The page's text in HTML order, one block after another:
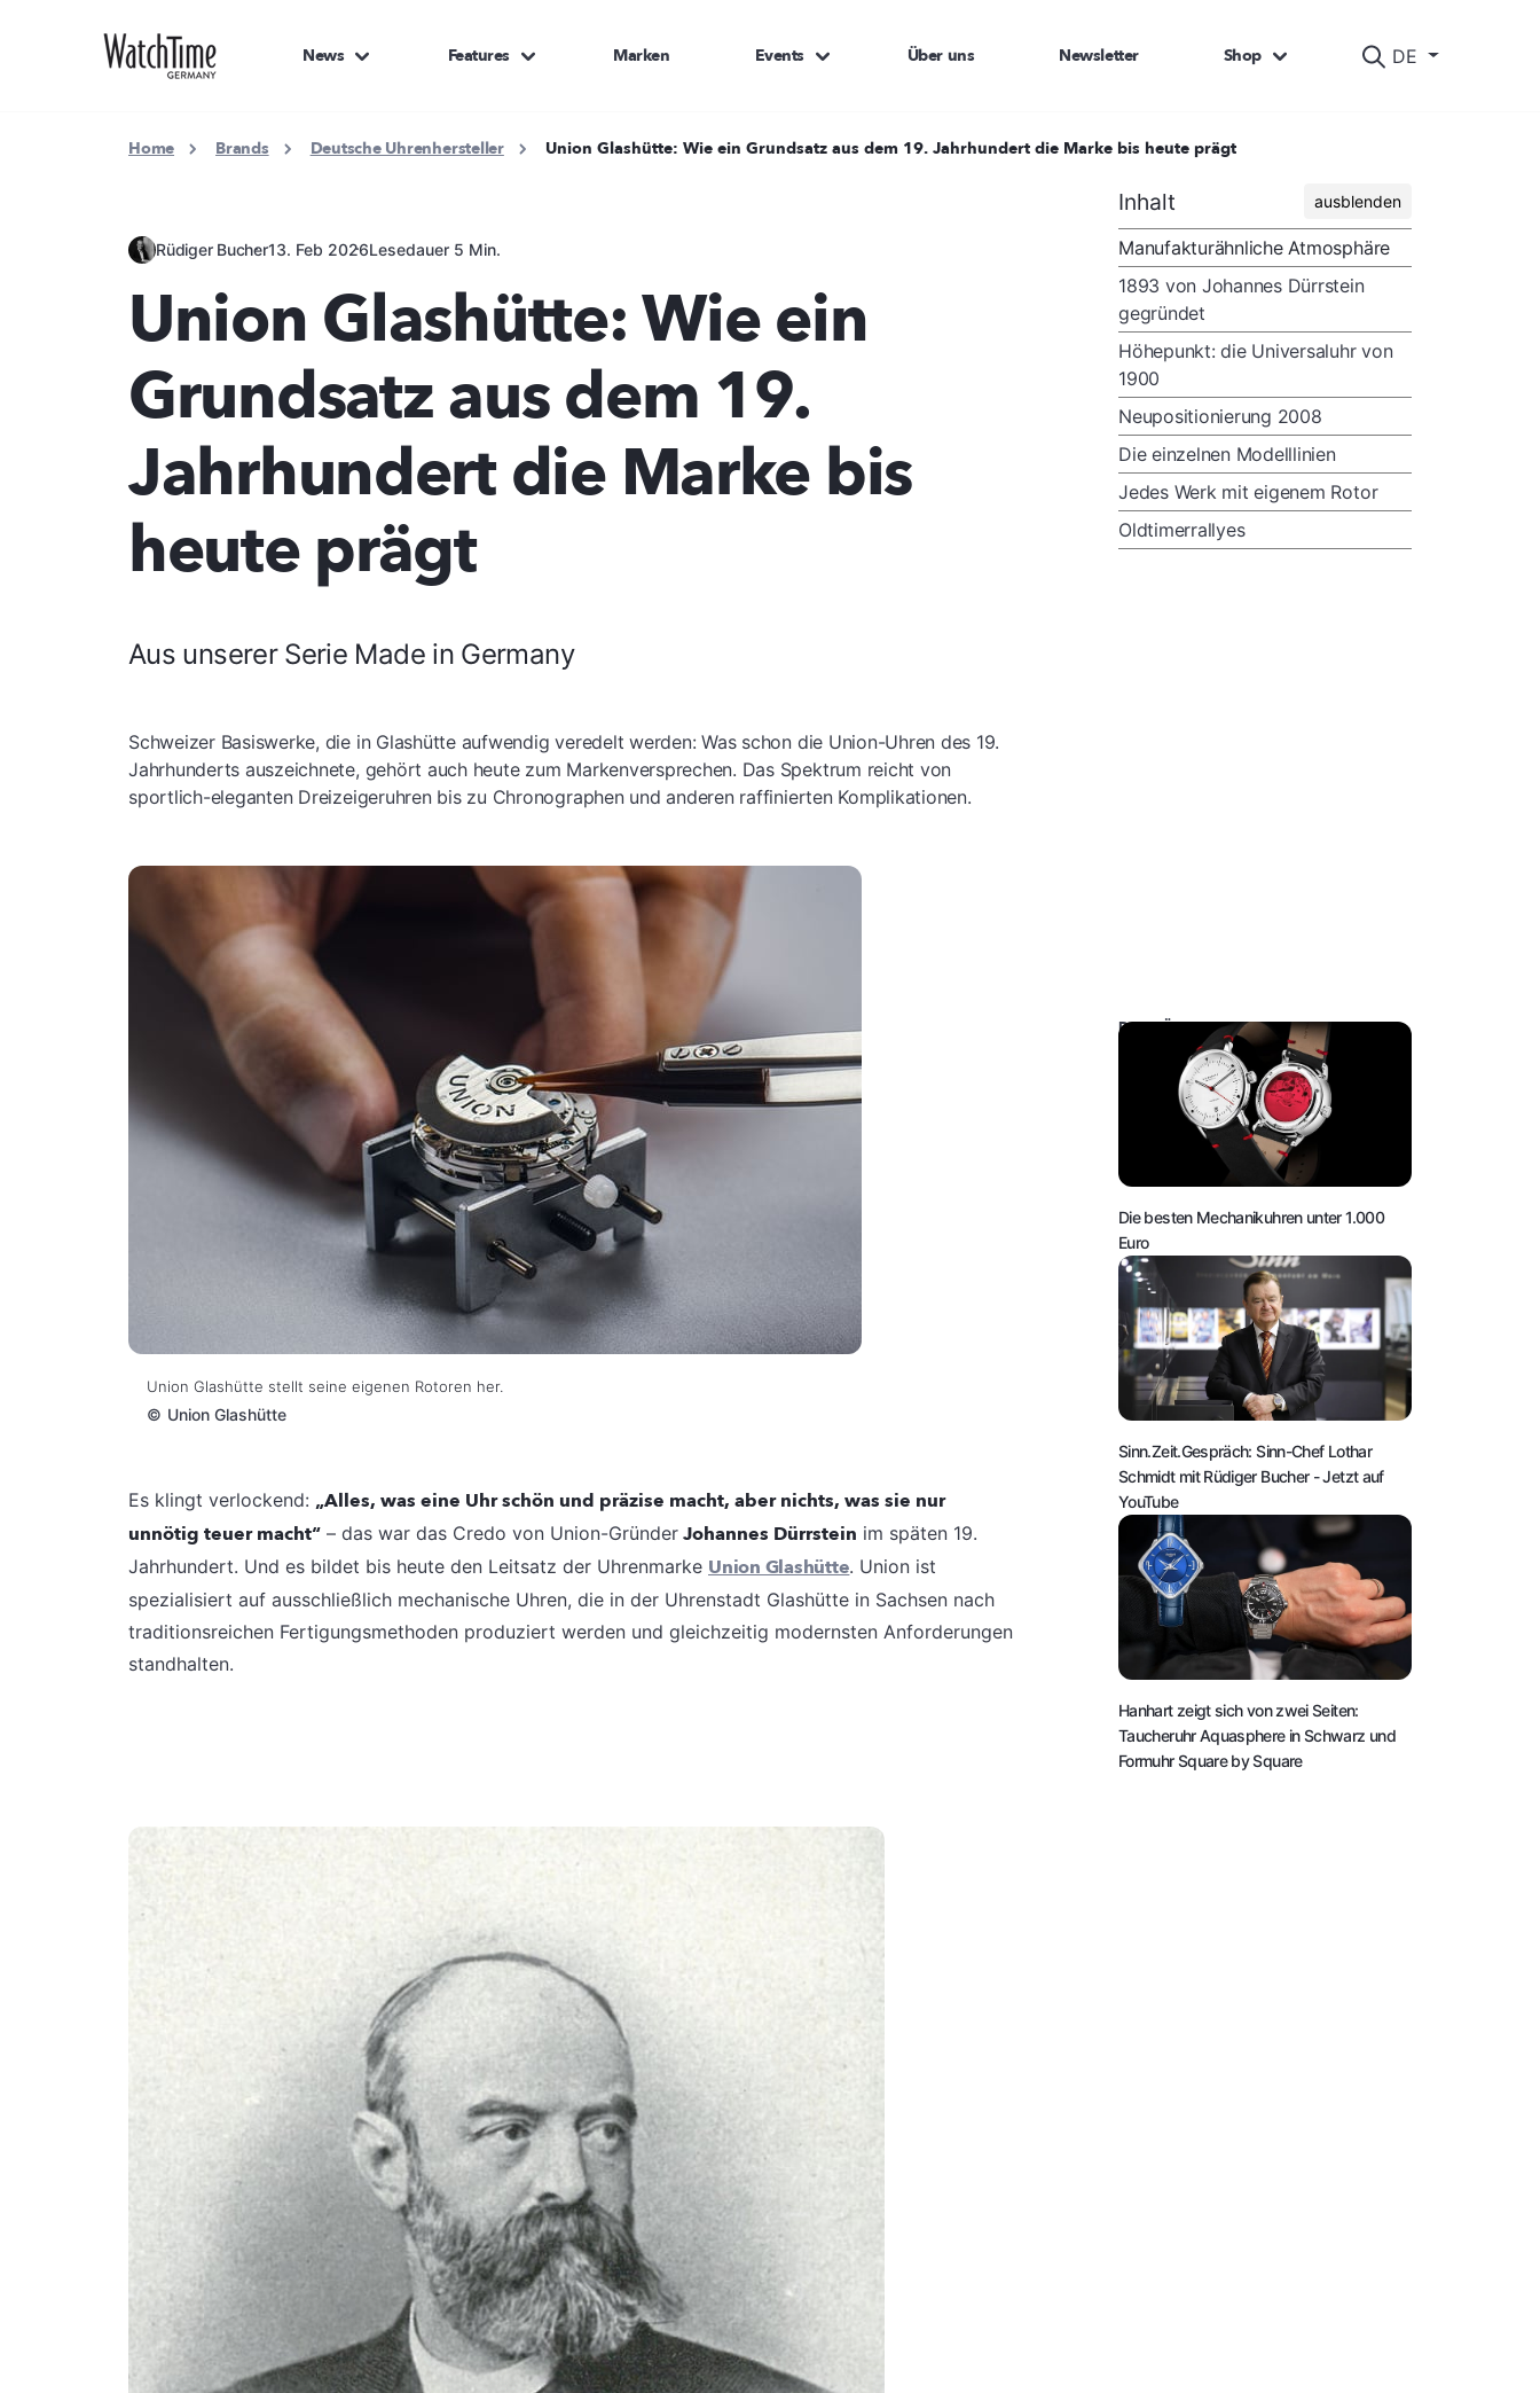
DE
News Features Marken Events Über uns Newsletter Shop
Home Brands Deutsche Uhrenhersteller Union Glashütte: Wie ein Grundsatz aus dem 19. Jahrhundert die Marke bis heute prägt
Rüdiger Bucher13. Feb 2026Lesedauer 5 Min.
Union Glashütte: Wie ein
Grundsatz aus dem 19.
Jahrhundert die Marke bis
heute prägt
Aus unserer Serie Made in Germany
Schweizer Basiswerke, die in Glashütte aufwendig veredelt werden: Was schon die Union-Uhren des 19.
Jahrhunderts auszeichnete, gehört auch heute zum Markenversprechen. Das Spektrum reicht von
sportlich-eleganten Dreizeigeruhren bis zu Chronographen und anderen raffinierten Komplikationen.
Union Glashütte stellt seine eigenen Rotoren her.
© Union Glashütte
Es klingt verlockend: „Alles, was eine Uhr schön und präzise macht, aber nichts, was sie nur
unnötig teuer macht“ – das war das Credo von Union-Gründer Johannes Dürrstein im späten 19.
Jahrhundert. Und es bildet bis heute den Leitsatz der Uhrenmarke Union Glashütte. Union ist
spezialisiert auf ausschließlich mechanische Uhren, die in der Uhrenstadt Glashütte in Sachsen nach
traditionsreichen Fertigungsmethoden produziert werden und gleichzeitig modernsten Anforderungen
standhalten.
Inhalt ausblenden
Manufakturähnliche Atmosphäre
1893 von Johannes Dürrstein
gegründet
Höhepunkt: die Universaluhr von
1900
Neupositionierung 2008
Die einzelnen Modelllinien
Jedes Werk mit eigenem Rotor
Oldtimerrallyes
DAS KÖNNTE SIE AUCH INTERESSIEREN:
Die besten Mechanikuhren unter 1.000
Euro
Sinn.Zeit.Gespräch: Sinn-Chef Lothar
Schmidt mit Rüdiger Bucher - Jetzt auf
YouTube
Hanhart zeigt sich von zwei Seiten:
Taucheruhr Aquasphere in Schwarz und
Formuhr Square by Square